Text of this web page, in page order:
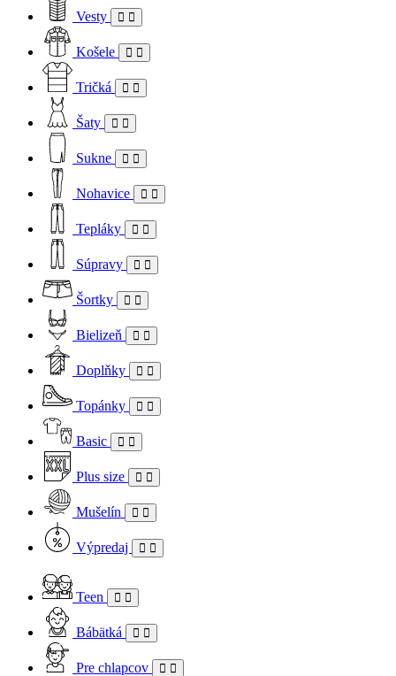
Vesty
Košele
Tričká
Šaty
Sukne
Nohavice
Tepláky
Súpravy
Šortky
Bielizeň
Doplňky
Topánky
Basic
Plus size
Mušelín
Výpredaj
Teen
Bábätká
Pre chlapcov